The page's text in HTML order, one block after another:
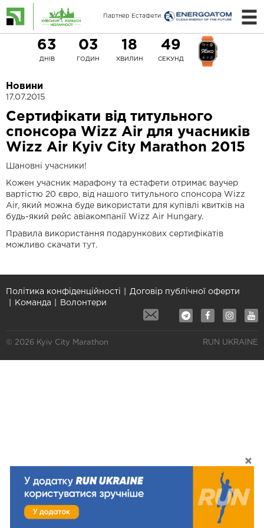
Партнер Естафети
63
ДНІВ
03
ГОДИН
18
ХВИЛИН
49
СЕКУНД
Новини
17.07.2015
Сертифікати від титульного
спонсора Wizz Air для учасників
Wizz Air Kyiv City Marathon 2015
Шановні учасники!
Кожен учасник марафону та естафети отримає ваучер
вартістю 20 євро, від нашого титульного спонсора Wizz
Air, який можна буде використати для купівлі квитків на
будь-який рейс авіакомпанії Wizz Air Hungary.
Правила використання подарункових сертифікатів
можливо скачати тут.
Політика конфіденційності
Договір публічної оферти
Команда
Волонтери
© 2026 Kyiv City Marathon RUN UKRAINE